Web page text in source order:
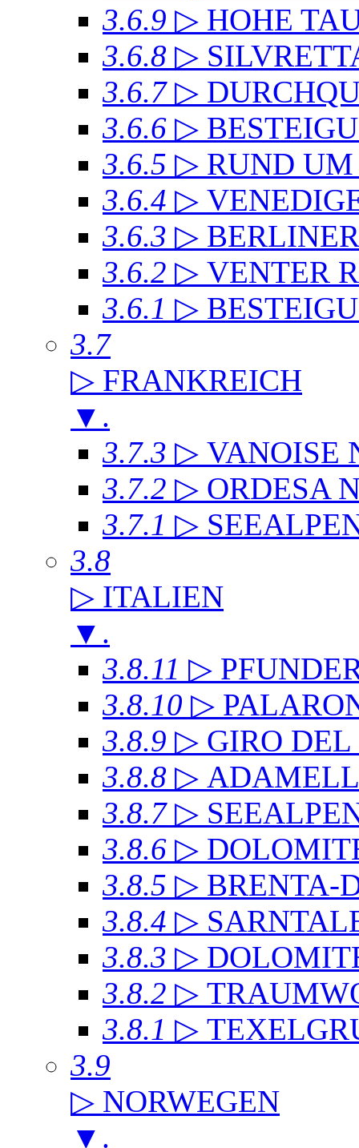
3.6.9 ▷ HOHE
3.6.8 ▷
3.6.7 ▷
3.6.6 ▷
3.6.5 ▷ RUND
3.6.4 ▷
3.6.3 ▷
3.6.2 ▷ VENTER
3.6.1 ▷
3.7
▷ FRANKREICH
▼ .
3.7.3 ▷ VANOISE
3.7.2 ▷ ORDESA
3.7.1 ▷
3.8
▷ ITALIEN
▼ .
3.8.11 ▷
3.8.10 ▷
3.8.9 ▷ GIRO
3.8.8 ▷
3.8.7 ▷
3.8.6 ▷
3.8.5 ▷ BRENTA-
3.8.4 ▷
3.8.3 ▷
3.8.2 ▷
3.8.1 ▷
3.9
▷ NORWEGEN
▼ .